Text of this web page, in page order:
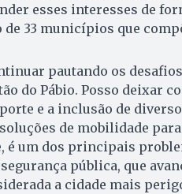
esses interesses de
33 municípios que
pautando os
do Pábio. Posso deixar
e a inclusão de
de mobilidade
é um dos principais
pública, que
a cidade mais